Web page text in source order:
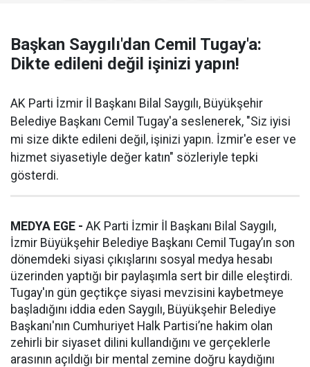
Başkan Saygılı'dan Cemil Tugay'a:
Dikte edileni değil işinizi yapın!
AK Parti İzmir İl Başkanı Bilal Saygılı, Büyükşehir
Belediye Başkanı Cemil Tugay'a seslenerek, "Siz iyisi
mi size dikte edileni değil, işinizi yapın. İzmir'e eser ve
hizmet siyasetiyle değer katın" sözleriyle tepki
gösterdi.
MEDYA EGE - AK Parti İzmir İl Başkanı Bilal Saygılı,
İzmir Büyükşehir Belediye Başkanı Cemil Tugay’ın son
dönemdeki siyasi çıkışlarını sosyal medya hesabı
üzerinden yaptığı bir paylaşımla sert bir dille eleştirdi.
Tugay'ın gün geçtikçe siyasi mevzisini kaybetmeye
başladığını iddia eden Saygılı, Büyükşehir Belediye
Başkanı'nın Cumhuriyet Halk Partisi’ne hakim olan
zehirli bir siyaset dilini kullandığını ve gerçeklerle
arasının açıldığı bir mental zemine doğru kaydığını